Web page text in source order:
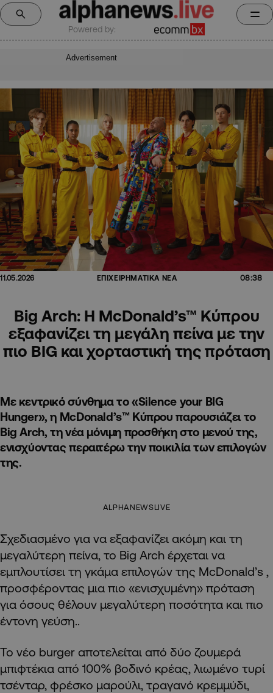
Powered by:
Advertisement
11.05.2026 ΕΠΙΧΕΙΡΗΜΑΤΙΚΑ ΝΕΑ 08:38
Big Arch: Η McDonald’s™ Κύπρου
εξαφανίζει τη μεγάλη πείνα με την
πιο BIG και χορταστική της πρόταση
Με κεντρικό σύνθημα το «Silence your BIG
Hunger», η McDonald’s™ Κύπρου παρουσιάζει το
Big Arch, τη νέα μόνιμη προσθήκη στο μενού της,
ενισχύοντας περαιτέρω την ποικιλία των επιλογών
της.
ALPHANEWSLIVE
Σχεδιασμένο για να εξαφανίζει ακόμη και τη
μεγαλύτερη πείνα, το Big Arch έρχεται να
εμπλουτίσει τη γκάμα επιλογών της McDonald’s ,
προσφέροντας μια πιο «ενισχυμένη» πρόταση
για όσους θέλουν μεγαλύτερη ποσότητα και πιο
έντονη γεύση..
Το νέο burger αποτελείται από δύο ζουμερά
μπιφτέκια από 100% βοδινό κρέας, λιωμένο τυρί
τσένταρ, φρέσκο μαρούλι, τραγανό κρεμμύδι,